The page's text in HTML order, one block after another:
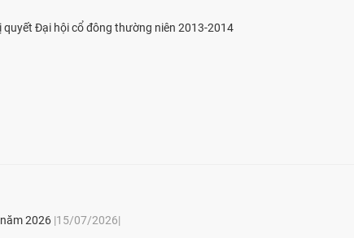
Đại hội cổ đông thường niên 2013-2014
2026 |15/07/2026|